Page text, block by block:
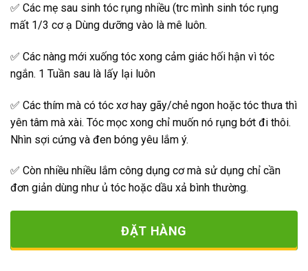
✅ Các mẹ sau sinh tóc rụng nhiều (trc mình sinh tóc rụng
mất 1/3 cơ ạ Dùng dưỡng vào là mê luôn.
✅ Các nàng mới xuống tóc xong cảm giác hối hận vì tóc
ngắn. 1 Tuần sau là lấy lại luôn
✅ Các thím mà có tóc xơ hay gãy/chẻ ngon hoặc tóc thưa thì
yên tâm mà xài. Tóc mọc xong chỉ muốn nó rụng bớt đi thôi.
Nhìn sợi cứng và đen bóng yêu lắm ý.
✅ Còn nhiều nhiều lắm công dụng cơ mà sử dụng chỉ cần
đơn giản dùng như ủ tóc hoặc dầu xả bình thường.
ĐẶT HÀNG